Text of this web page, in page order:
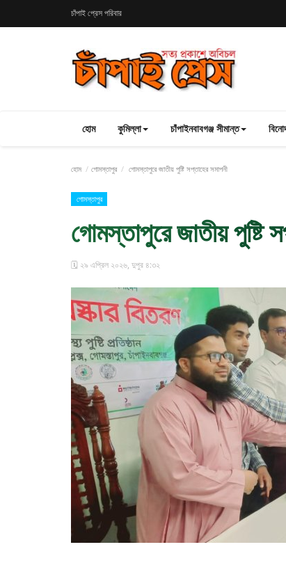
চাঁপাই প্রেস পরিবার
হোম কুমিল্লা চাঁপাইনবাবগঞ্জ সীমান্ত
হোম গোমস্তাপুর গোমস্তাপুরে জাতীয় পুষ্টি সপ্তাহের সমাপনী
গোমস্তাপুর
গোমস্তাপুরে জাতীয় পুষ্টি
🗓️ ২৯ এপ্রিল ২০২৬, দুপুর ৪:৩২